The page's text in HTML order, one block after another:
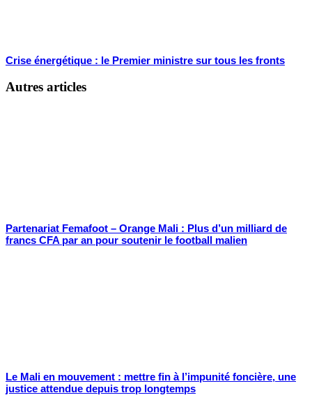
Crise énergétique : le Premier ministre sur tous les fronts
Autres articles
Partenariat Femafoot – Orange Mali : Plus d’un milliard de
francs CFA par an pour soutenir le football malien
Le Mali en mouvement : mettre fin à l’impunité foncière, une
justice attendue depuis trop longtemps